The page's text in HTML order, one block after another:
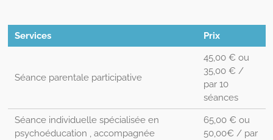
Services Prix
Séance parentale participative
45,00 € ou
35,00 € /
par 10
séances
Séance individuelle spécialisée en
psychoéducation , accompagnée
65,00 € ou
50,00€ / par